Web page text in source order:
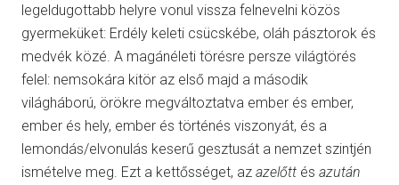
legeldugottabb helyre vonul vissza felnevelni közös
gyermeküket: Erdély keleti csücskébe, oláh pásztorok és
medvék közé. A magánéleti törésre persze világtörés
felel: nemsokára kitör az első majd a második
világháború, örökre megváltoztatva ember és ember,
ember és hely, ember és történés viszonyát, és a
lemondás/elvonulás keserű gesztusát a nemzet szintjén
ismételve meg. Ezt a kettősséget, az azelőtt és azután